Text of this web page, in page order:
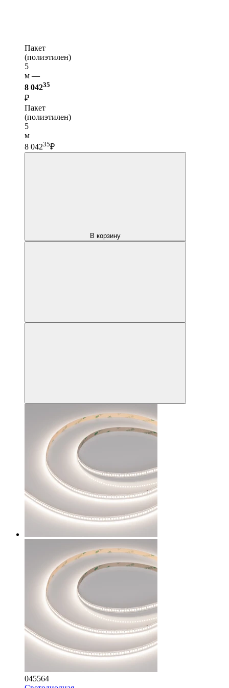
Пакет
(полиэтилен)
5
м —
8 04235
₽
Пакет
(полиэтилен)
5
м
8 04235₽
В корзину
045564